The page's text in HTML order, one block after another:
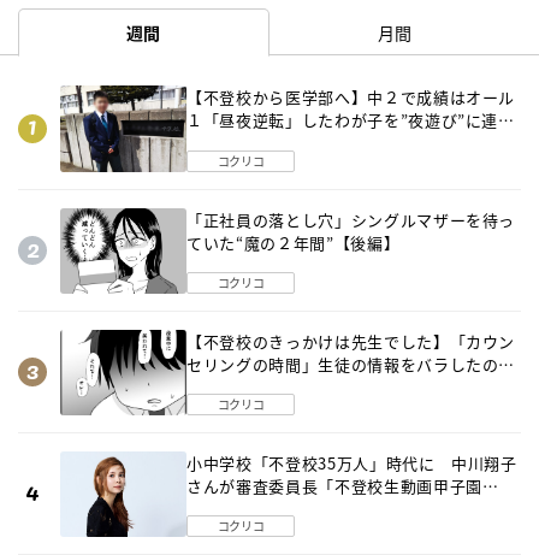
週間 月間
【不登校から医学部へ】中２で成績はオール
１「昼夜逆転」したわが子を”夜遊び”に連れ
コクリコ
「正社員の落とし穴」シングルマザーを待っ
ていた“魔の２年間”【後編】
コクリコ
【不登校のきっかけは先生でした】「カウン
セリングの時間」生徒の情報をバラしたの
コクリコ
小中学校「不登校35万人」時代に 中川翔子
さんが審査委員長「不登校生動画甲子園
コクリコ